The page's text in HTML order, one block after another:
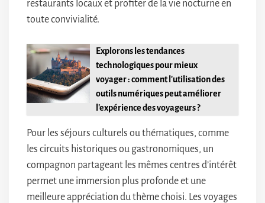
restaurants locaux et profiter de la vie nocturne en
toute convivialité.
Explorons les tendances
technologiques pour mieux
voyager : comment l'utilisation des
outils numériques peut améliorer
l'expérience des voyageurs ?
Pour les séjours culturels ou thématiques, comme
les circuits historiques ou gastronomiques, un
compagnon partageant les mêmes centres d’intérêt
permet une immersion plus profonde et une
meilleure appréciation du thème choisi. Les voyages